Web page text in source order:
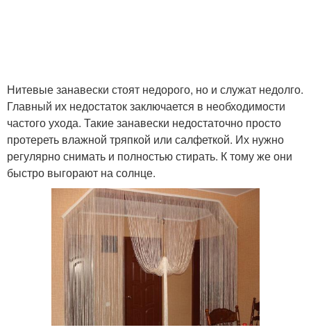
Нитевые занавески стоят недорого, но и служат недолго.
Главный их недостаток заключается в необходимости
частого ухода. Такие занавески недостаточно просто
протереть влажной тряпкой или салфеткой. Их нужно
регулярно снимать и полностью стирать. К тому же они
быстро выгорают на солнце.